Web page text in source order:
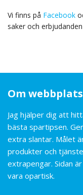
Vi finns på Facebook
saker och
Om
Jag hjälper dig att
bästa spartipsen.
extra slantar. Målet
produkter och
extrapengar. Sidan
vara opartisk.